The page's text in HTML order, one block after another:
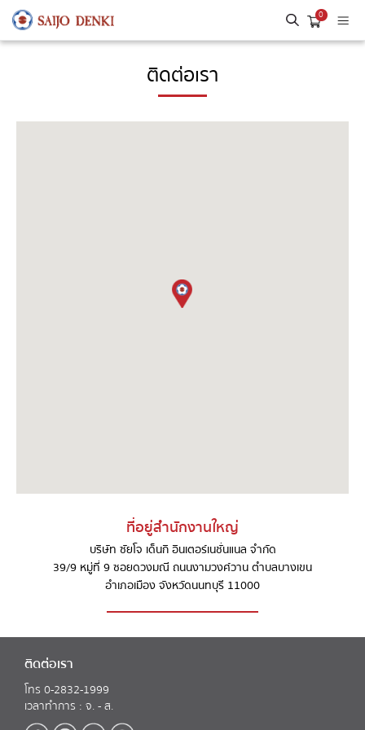
0
ติดต่อเรา
ที่อยู่สำนักงานใหญ่
บริษัท ซัยโจ เด็นกิ อินเตอร์เนชั่นแนล จำกัด
39/9 หมู่ที่ 9 ซอยดวงมณี ถนนงามวงศ์วาน ตำบลบางเขน
อำเภอเมือง จังหวัดนนทบุรี 11000
ติดต่อเรา
โทร 0-2832-1999
เวลาทำการ : จ. - ส.